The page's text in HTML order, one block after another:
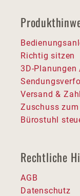
Richtig sitzen
3D-
Versand &
Zuschuss
Bürostuhl
Rechtliche
AGB
Datenschutz